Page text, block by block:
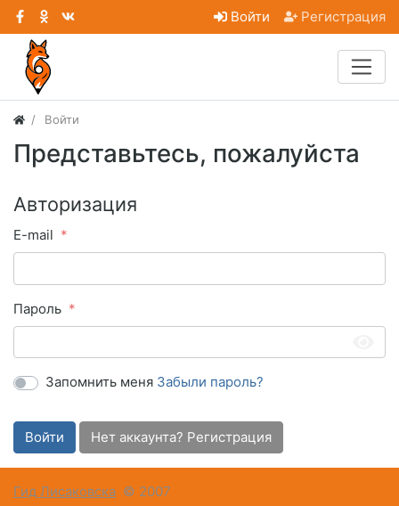
Войти Регистрация
Войти
Представьтесь, пожалуйста
Авторизация
E-mail
Пароль
Запомнить меня Забыли пароль?
Войти Нет аккаунта? Регистрация
Гид Лисаковска © 2007